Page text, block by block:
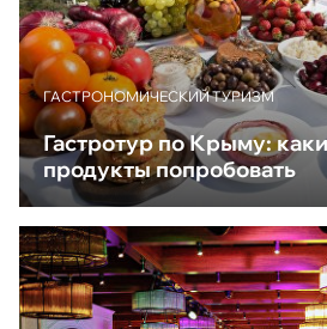
ГАСТРОНОМИЧЕСКИЙ ТУРИЗМ
Гастротур по Крыму:
продукты попробовать